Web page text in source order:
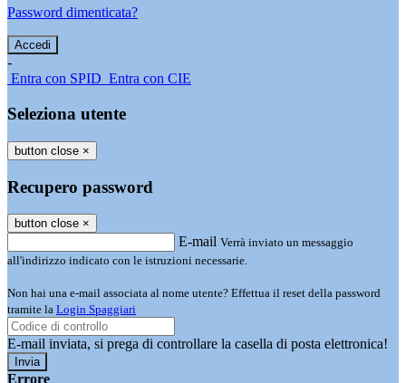
Password dimenticata?
-
Entra con SPID Entra con CIE
Seleziona utente
button close ×
Recupero password
button close ×
E-mail Verrà inviato un messaggio
all'indirizzo indicato con le istruzioni necessarie.
Non hai una e-mail associata al nome utente? Effettua il reset della password
tramite la Login Spaggiari
E-mail inviata, si prega di controllare la casella di posta elettronica!
Errore